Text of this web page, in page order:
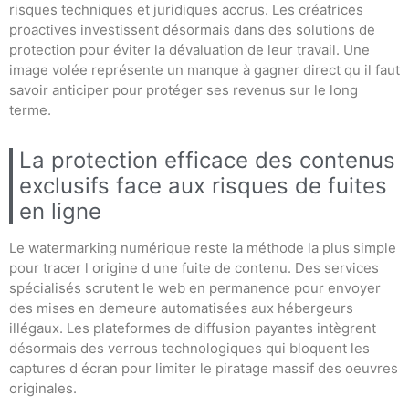
risques techniques et juridiques accrus. Les créatrices
proactives investissent désormais dans des solutions de
protection pour éviter la dévaluation de leur travail. Une
image volée représente un manque à gagner direct qu il faut
savoir anticiper pour protéger ses revenus sur le long
terme.
La protection efficace des contenus
exclusifs face aux risques de fuites
en ligne
Le watermarking numérique reste la méthode la plus simple
pour tracer l origine d une fuite de contenu. Des services
spécialisés scrutent le web en permanence pour envoyer
des mises en demeure automatisées aux hébergeurs
illégaux. Les plateformes de diffusion payantes intègrent
désormais des verrous technologiques qui bloquent les
captures d écran pour limiter le piratage massif des oeuvres
originales.